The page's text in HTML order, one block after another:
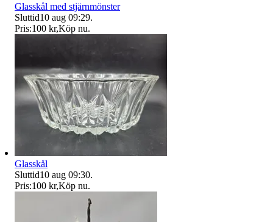
Glasskål med stjärnmönster
Sluttid10 aug 09:29.
Pris:100 kr,Köp nu.
Glasskål
Sluttid10 aug 09:30.
Pris:100 kr,Köp nu.